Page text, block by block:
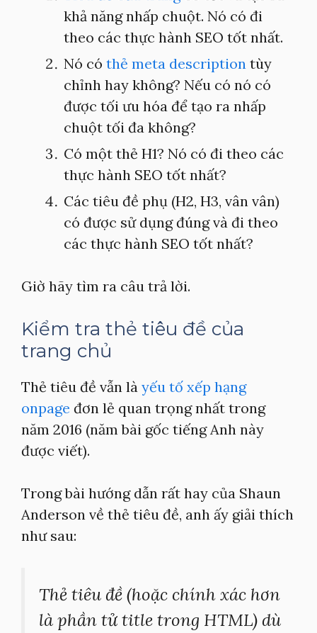
khả năng nhấp chuột. Nó có đi
theo các thực hành SEO tốt nhất.
Nó có thẻ meta description tùy
chỉnh hay không? Nếu có nó có
được tối ưu hóa để tạo ra nhấp
chuột tối đa không?
Có một thẻ H1? Nó có đi theo các
thực hành SEO tốt nhất?
Các tiêu đề phụ (H2, H3, vân vân)
có được sử dụng đúng và đi theo
các thực hành SEO tốt nhất?
Giờ hãy tìm ra câu trả lời.
Kiểm tra thẻ tiêu đề của
trang chủ
Thẻ tiêu đề vẫn là yếu tố xếp hạng
onpage đơn lẻ quan trọng nhất trong
năm 2016 (năm bài gốc tiếng Anh này
được viết).
Trong bài hướng dẫn rất hay của Shaun
Anderson về thẻ tiêu đề, anh ấy giải thích
như sau:
Thẻ tiêu đề (hoặc chính xác hơn
là phần tử title trong HTML) dù